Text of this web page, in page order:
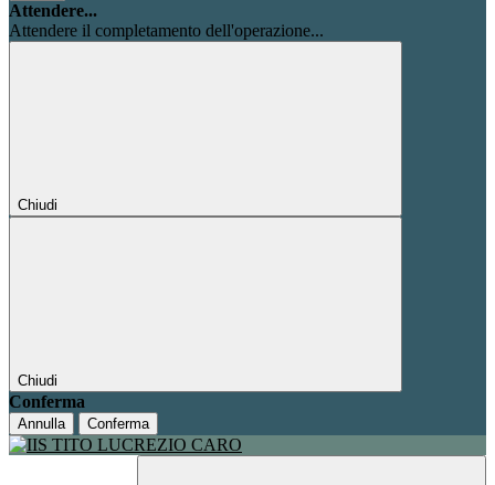
Attendere...
Attendere il completamento dell'operazione...
Chiudi
Chiudi
Conferma
Annulla Conferma